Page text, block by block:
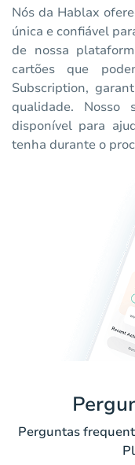
Nós da Hablax
única e confiável
de nossa
cartões que
Subscription,
qualidade. Nosso
disponível para
tenha durante o
Perguntas